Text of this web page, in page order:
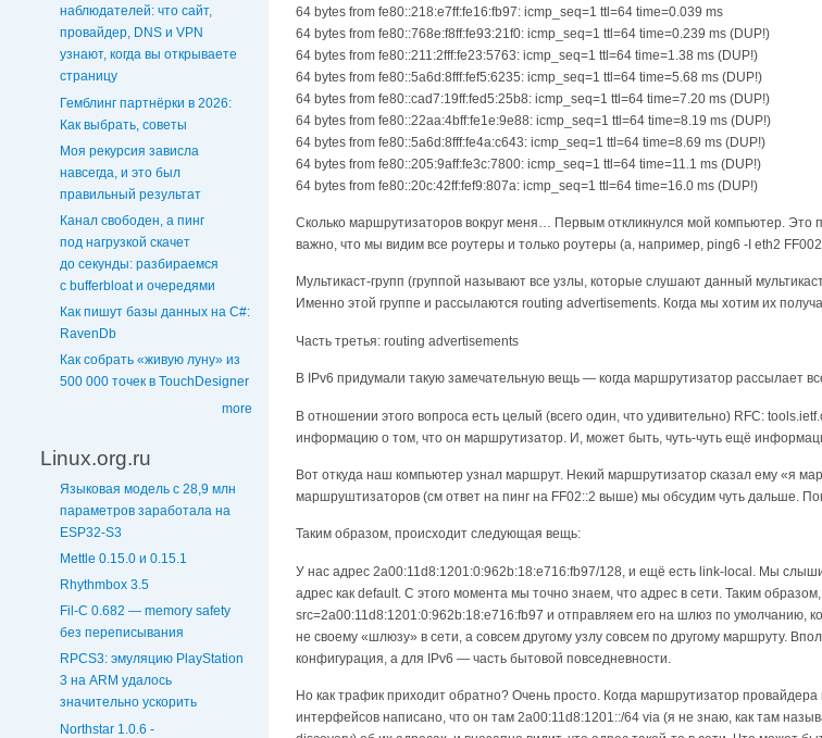
наблюдателей: что сайт,
провайдер, DNS и VPN
узнают, когда вы открываете
страницу
Гемблинг партнёрки в 2026:
Как выбрать, советы
Моя рекурсия зависла
навсегда, и это был
правильный результат
Канал свободен, а пинг
под нагрузкой скачет
до секунды: разбираемся
с bufferbloat и очередями
Как пишут базы данных на C#:
RavenDb
Как собрать «живую луну» из
500 000 точек в TouchDesigner
more
Linux.org.ru
Языковая модель с 28,9 млн
параметров заработала на
ESP32-S3
Mettle 0.15.0 и 0.15.1
Rhythmbox 3.5
Fil-C 0.682 — memory safety
без переписывания
RPCS3: эмуляцию PlayStation
3 на ARM удалось
значительно ускорить
Northstar 1.0.6 -
64 bytes from fe80::218:e7ff:fe16:fb97: icmp_seq=1 ttl=64 time=0.039 ms
64 bytes from fe80::768e:f8ff:fe93:21f0: icmp_seq=1 ttl=64 time=0.239 ms (DUP!)
64 bytes from fe80::211:2fff:fe23:5763: icmp_seq=1 ttl=64 time=1.38 ms (DUP!)
64 bytes from fe80::5a6d:8fff:fef5:6235: icmp_seq=1 ttl=64 time=5.68 ms (DUP!)
64 bytes from fe80::cad7:19ff:fed5:25b8: icmp_seq=1 ttl=64 time=7.20 ms (DUP!)
64 bytes from fe80::22aa:4bff:fe1e:9e88: icmp_seq=1 ttl=64 time=8.19 ms (DUP!)
64 bytes from fe80::5a6d:8fff:fe4a:c643: icmp_seq=1 ttl=64 time=8.69 ms (DUP!)
64 bytes from fe80::205:9aff:fe3c:7800: icmp_seq=1 ttl=64 time=11.1 ms (DUP!)
64 bytes from fe80::20c:42ff:fef9:807a: icmp_seq=1 ttl=64 time=16.0 ms (DUP!)
Сколько маршрутизаторов вокруг меня… Первым откликнулся мой компьютер.
важно, что мы видим все роутеры и только роутеры (а, например, ping6 -I eth2
Мультикаст-групп (группой называют все узлы, которые слушают данный
Именно этой группе и рассылаются routing advertisements. Когда мы хотим их
Часть третья: routing advertisements
В IPv6 придумали такую замечательную вещь — когда маршрутизатор
В отношении этого вопроса есть целый (всего один, что удивительно) RFC:
информацию о том, что он маршрутизатор. И, может быть, чуть-чуть ещё
Вот откуда наш компьютер узнал маршрут. Некий маршрутизатор сказал ему «я
маршруштизаторов (см ответ на пинг на FF02::2 выше) мы обсудим чуть дальше.
Таким образом, происходит следующая вещь:
У нас адрес 2a00:11d8:1201:0:962b:18:e716:fb97/128, и ещё есть link-local. Мы
адрес как default. С этого момента мы точно знаем, что адрес в сети. Таким
src=2a00:11d8:1201:0:962b:18:e716:fb97 и отправляем его на шлюз по
не своему «шлюзу» в сети, а совсем другому узлу совсем по другому маршруту.
конфигурация, а для IPv6 — часть бытовой повседневности.
Но как трафик приходит обратно? Очень просто. Когда маршрутизатор
интерфейсов написано, что он там 2a00:11d8:1201::/64 via (я не знаю, как там